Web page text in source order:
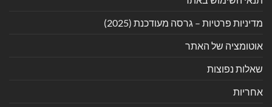
מדיניות פרטיות – גרסה מעודכנת (2025)
אוטומציה של האתר
שאלות נפוצות
אחריות